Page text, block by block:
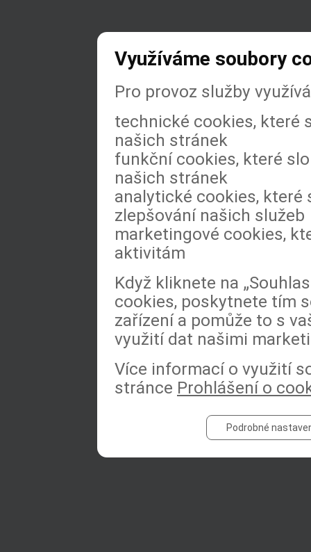
Využíváme soubory
Pro provoz služby
technické cookies, které
našich stránek
funkční cookies, které
našich stránek
analytické cookies, které
zlepšování našich služeb
marketingové cookies,
aktivitám
Když kliknete na
cookies, poskytnete tím
zařízení a pomůže to s
využití dat našimi
Více informací o využití
stránce Prohlášení o
Podrobné